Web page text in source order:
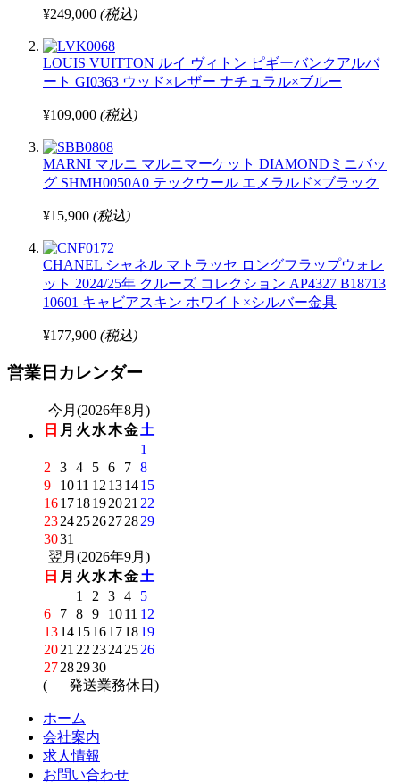
¥249,000 (税込)
LOUIS VUITTON ルイ ヴィトン ピギーバンクアルバ
ート GI0363 ウッド×レザー ナチュラル×ブルー
¥109,000 (税込)
MARNI マルニ マルニマーケット DIAMONDミニバッ
グ SHMH0050A0 テックウール エメラルド×ブラック
¥15,900 (税込)
CHANEL シャネル マトラッセ ロングフラップウォレ
ット 2024/25年 クルーズ コレクション AP4327 B18713
10601 キャビアスキン ホワイト×シルバー金具
¥177,900 (税込)
営業日カレンダー
今月(2026年8月)
日 月 火 水木金土
1
2
3 4 5 6 7 8
9
1011 12 131415
161718192021 22
23242526272829
3031
翌月(2026年9月)
日 月 火 水木金土
1
2 3 4
5
6
7 8 9 1011 12
13141516171819
2021 22 23242526
27282930
(
発送業務休日)
ホーム
会社案内
求人情報
お問い合わせ